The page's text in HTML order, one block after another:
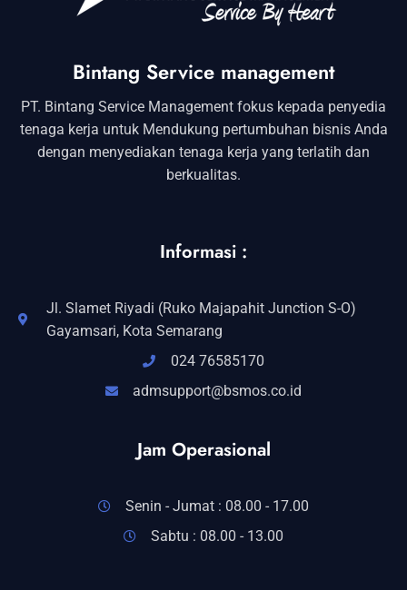
Bintang Service management
PT. Bintang Service Management fokus kepada penyedia
tenaga kerja untuk Mendukung pertumbuhan bisnis Anda
dengan menyediakan tenaga kerja yang terlatih dan
berkualitas.
Informasi :
Jl. Slamet Riyadi (Ruko Majapahit Junction S-O)
Gayamsari, Kota Semarang
024 76585170
admsupport@bsmos.co.id
Jam Operasional
Senin - Jumat : 08.00 - 17.00
Sabtu : 08.00 - 13.00